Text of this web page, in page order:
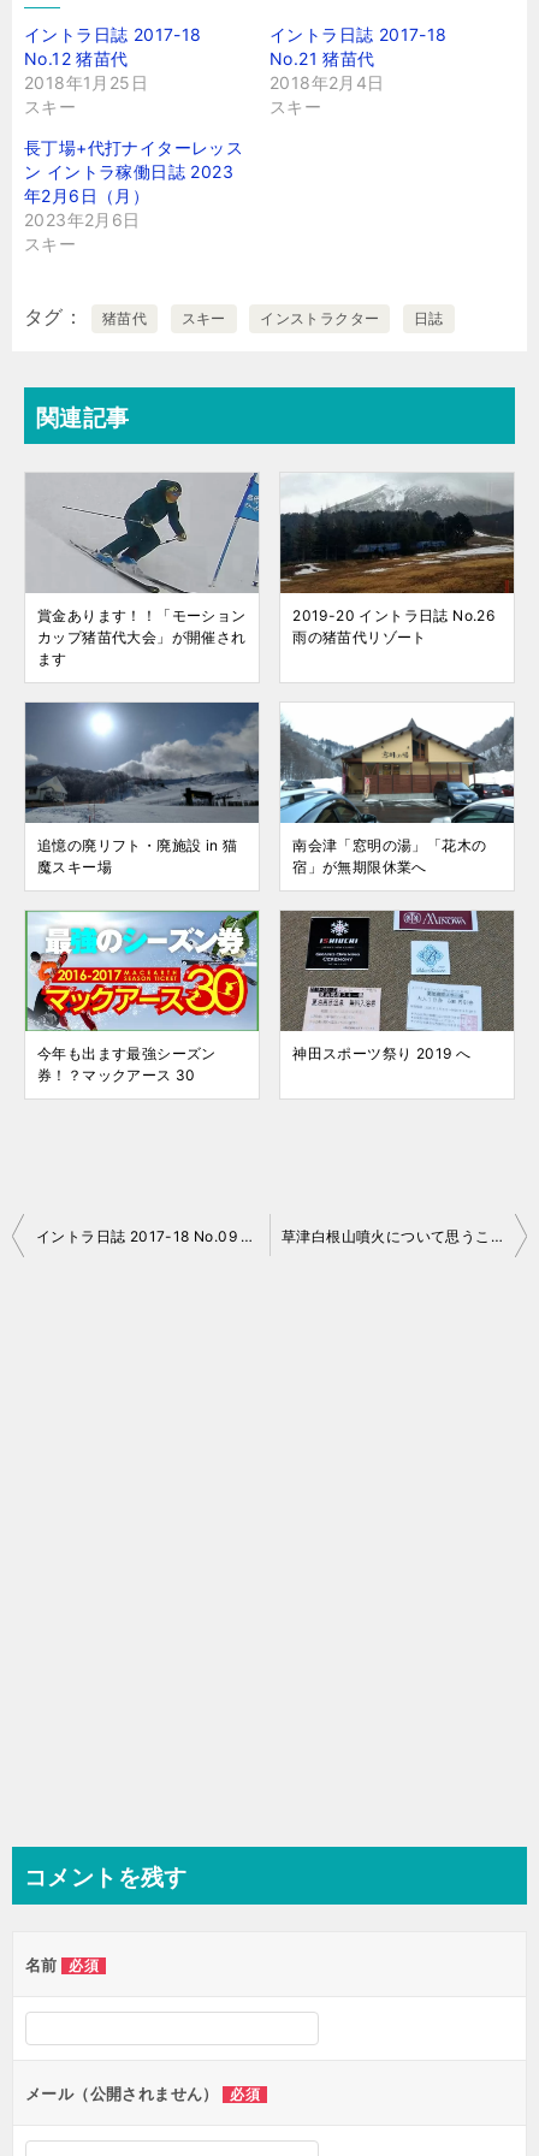
イントラ日誌 2017-18
No.12 猪苗代
2018年1月25日
スキー
イントラ日誌 2017-18
No.21 猪苗代
2018年2月4日
スキー
長丁場+代打ナイターレッス
ン イントラ稼働日誌 2023
年2月6日（月）
2023年2月6日
スキー
タグ 猪苗代 スキー インストラクター 日誌
関連記事
賞金あります！！「モーション
カップ猪苗代大会」が開催され
ます
2019-20 イントラ日誌 No.26
雨の猪苗代リゾート
追憶の廃リフト・廃施設 in 猫
魔スキー場
南会津「窓明の湯」「花木の
宿」が無期限休業へ
今年も出ます最強シーズン
券！？マックアース 30
神田スポーツ祭り 2019 へ
投
イントラ日誌 2017-18 No.09 猪苗代 草津白根山噴火について思うこと
コメントを残す
名前 必須
メール（公開されません） 必須